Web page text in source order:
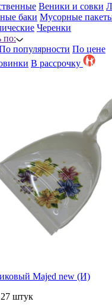
Веники и совки
баки Мусорные
Черенки
по:
популярности По цене
B рассрочку
Majed new (И)
штук